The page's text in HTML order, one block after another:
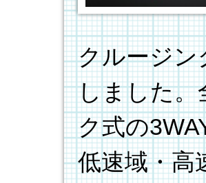
クルージン
しました。
ク式の
低速域・高